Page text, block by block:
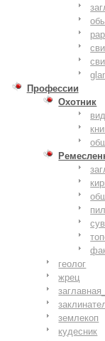
Профессии
Охотник
геолог
жрец
землекоп
кудесник